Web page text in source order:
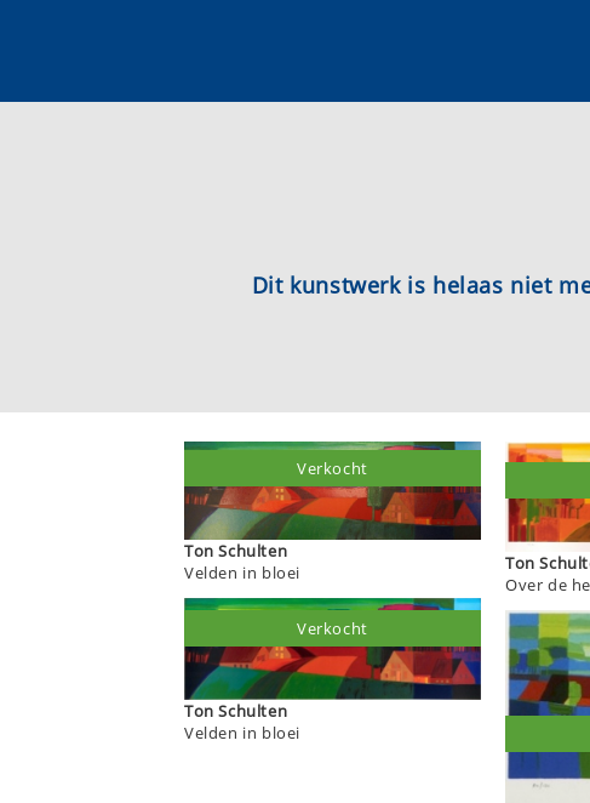
Dit kunstwerk is helaas niet
Ton Schulten
Velden in bloei
Verkocht
Ton Schulten
Velden in bloei
Verkocht
Ton
Over de